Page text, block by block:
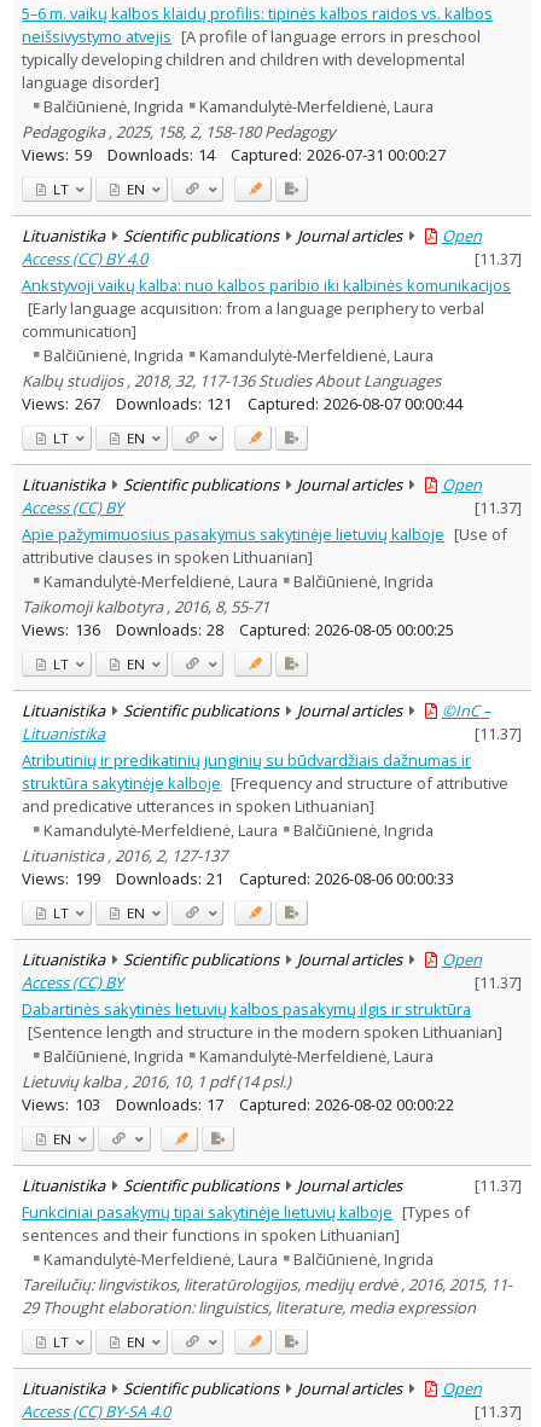
5–6 m. vaikų kalbos klaidų profilis: tipinės kalbos raidos vs. kalbos
neišsivystymo atvejis [A profile of language errors in preschool
typically developing children and children with developmental
language disorder]
Balčiūnienė, Ingrida
Kamandulytė-Merfeldienė, Laura
Pedagogika , 2025, 158, 2, 158-180 Pedagogy
Views: 59 Downloads: 14 Captured: 2026-07-31 00:00:27
LT EN
Lituanistika Scientific publications Journal articles
Open
Access (CC) BY 4.0
[11.37]
Ankstyvoji vaikų kalba: nuo kalbos paribio iki kalbinės komunikacijos
[Early language acquisition: from a language periphery to verbal
communication]
Balčiūnienė, Ingrida
Kamandulytė-Merfeldienė, Laura
Kalbų studijos , 2018, 32, 117-136 Studies About Languages
Views: 267 Downloads: 121 Captured: 2026-08-07 00:00:44
LT EN
Lituanistika Scientific publications Journal articles
Open
Access (CC) BY
[11.37]
Apie pažymimuosius pasakymus sakytinėje lietuvių kalboje [Use of
attributive clauses in spoken Lithuanian]
Kamandulytė-Merfeldienė, Laura
Balčiūnienė, Ingrida
Taikomoji kalbotyra , 2016, 8, 55-71
Views: 136 Downloads: 28 Captured: 2026-08-05 00:00:25
LT EN
Lituanistika Scientific publications Journal articles
©InC –
Lituanistika
[11.37]
Atributinių ir predikatinių junginių su būdvardžiais dažnumas ir
struktūra sakytinėje kalboje [Frequency and structure of attributive
and predicative utterances in spoken Lithuanian]
Kamandulytė-Merfeldienė, Laura
Balčiūnienė, Ingrida
Lituanistica , 2016, 2, 127-137
Views: 199 Downloads: 21 Captured: 2026-08-06 00:00:33
LT EN
Lituanistika Scientific publications Journal articles
Open
Access (CC) BY
[11.37]
Dabartinės sakytinės lietuvių kalbos pasakymų ilgis ir struktūra
[Sentence length and structure in the modern spoken Lithuanian]
Balčiūnienė, Ingrida
Kamandulytė-Merfeldienė, Laura
Lietuvių kalba , 2016, 10, 1 pdf (14 psl.)
Views: 103 Downloads: 17 Captured: 2026-08-02 00:00:22
EN
Lituanistika Scientific publications Journal articles [11.37]
Funkciniai pasakymų tipai sakytinėje lietuvių kalboje [Types of
sentences and their functions in spoken Lithuanian]
Kamandulytė-Merfeldienė, Laura
Balčiūnienė, Ingrida
Tareilučių: lingvistikos, literatūrologijos, medijų erdvė , 2016, 2015, 11-
29 Thought elaboration: linguistics, literature, media expression
LT EN
Lituanistika Scientific publications Journal articles
Open
Access (CC) BY-SA 4.0
[11.37]